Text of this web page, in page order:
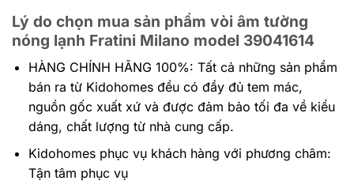
Lý do chọn mua sản phẩm vòi âm tường
nóng lạnh Fratini Milano model 39041614
HÀNG CHÍNH HÃNG 100%: Tất cả những sản phẩm
bán ra từ Kidohomes đều có đầy đủ tem mác,
nguồn gốc xuất xứ và được đảm bảo tối đa về kiểu
dáng, chất lượng từ nhà cung cấp.
Kidohomes phục vụ khách hàng với phương châm:
Tận tâm phục vụ